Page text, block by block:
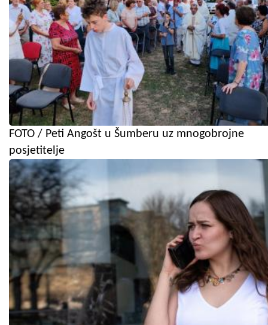
FOTO / Peti Angošt u Šumberu uz mnogobrojne
posjetitelje